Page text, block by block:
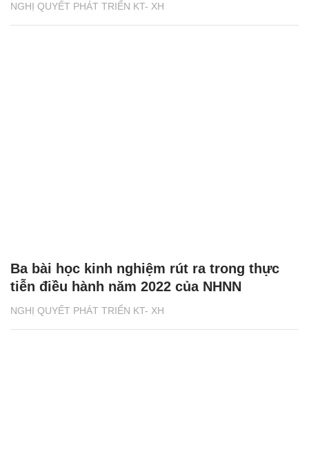
NGHỊ QUYẾT PHÁT TRIỂN KT- XH
NGHỊ QUYẾT PHÁT TRIỂN KT- XH
Ba bài học kinh nghiệm rút ra trong thực
tiễn điều hành năm 2022 của NHNN